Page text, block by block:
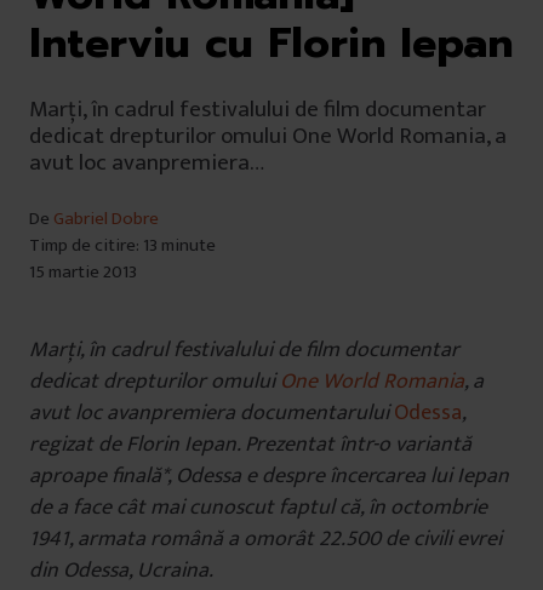
Interviu cu Florin Iepan
Marți, în cadrul festivalului de film documentar
dedicat drepturilor omului One World Romania, a
avut loc avanpremiera…
De Gabriel Dobre
Timp de citire: 13 minute
15 martie 2013
Marți, în cadrul festivalului de film documentar
dedicat drepturilor omuluiOne World Romania, a
avut loc avanpremiera documentaruluiOdessa,
regizat de Florin Iepan. Prezentat într-o variantă
aproape finală*, Odessa e despre încercarea lui Iepan
de a face cât mai cunoscut faptul că, în octombrie
1941, armata română a omorât 22.500 de civili evrei
din Odessa, Ucraina.